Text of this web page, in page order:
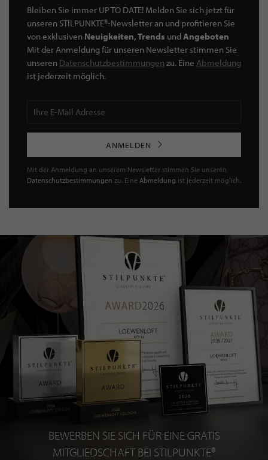
Bleiben Sie immer UP TO DATE! Melden Sie sich jetzt für
unseren STILPUNKTE®-Newsletter an und profitieren Sie
von exklusiven Neuigkeiten, Trends undAngeboten
Mit der Anmeldung für unseren Newsletter stimmen Sie
unseren Datenschutzbestimmungen zu. Eine Abmeldung
ist jederzeit möglich.
ANMELDEN
Mit der Anmeldung an unserem Newsletter stimmen Sie unseren
Datenschutzbestimmungen zu. Eine Abmeldung ist jederzeit möglich.
BEWERBEN SIE SICH FÜR EINE GRATIS
MITGLIEDSCHAFT BEI STILPUNKTE®